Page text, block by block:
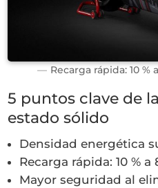
Recarga rápida: 10 %
5 puntos clave de
estado sólido
Densidad energética
Recarga rápida: 10 %
Mayor seguridad al